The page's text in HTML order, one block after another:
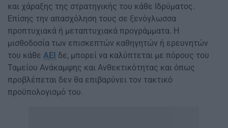
και χάραξης της στρατηγικής του κάθε Ιδρύματος.
Επίσης την απασχόληση τους σε ξενόγλωσσα
προπτυχιακά ή μεταπτυχιακά προγράμματα. Η
μισθοδοσία των επισκεπτών καθηγητών ή ερευνητών
του κάθε ΑΕΙ δε, μπορεί να καλύπτεται με πόρους του
Ταμείου Ανάκαμψης και Ανθεκτικότητας και όπως
προβλέπεται δεν θα επιβαρύνει τον τακτικό
προϋπολογισμό του.